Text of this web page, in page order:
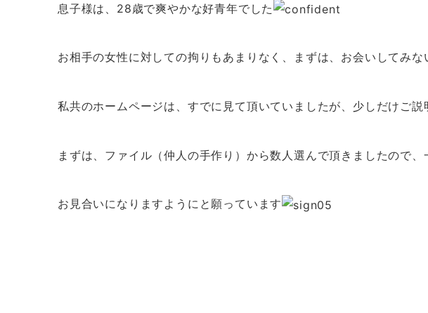
息子様は、28歳で爽やかな好青年でした
お相手の女性に対しての拘りもあまりなく、まずは、お会いしてみ
私共のホームページは、すでに見て頂いていましたが、少しだけご
まずは、ファイル（仲人の手作り）から数人選んで頂きましたので
お見合いになりますようにと願っています